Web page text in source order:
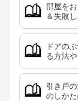
部屋を
＆失敗
ドアの
る方法
引き戸
のしかた